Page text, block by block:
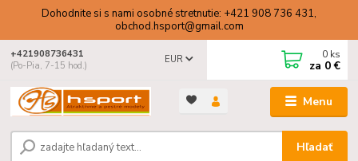
Dohodnite si s nami osobné stretnutie: +421 908 736 431,
obchod.hsport@gmail.com
Menu
EUR
Hľadať
+421908736431
(Po-Pia, 7-15 hod.)
0 ks
za 0 €